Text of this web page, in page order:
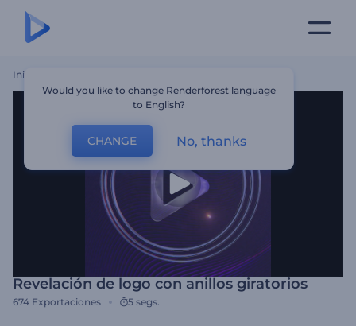
Inicio
Revelación de logo con anillos giratorios
674 Exportaciones 5 segs.
Would you like to change Renderforest language
to English?
CHANGE No, thanks